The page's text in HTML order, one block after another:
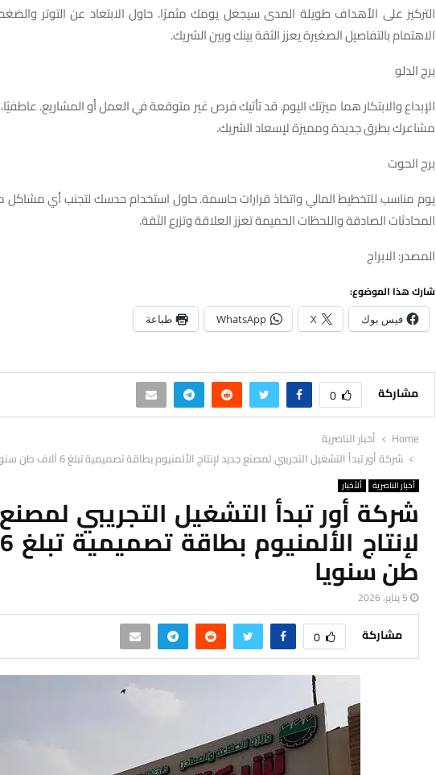
التركيز على الأهداف طويلة المدى سيجعل يومك مثمرًا. حاول الابتعاد عن التوتر والضغط
الاهتمام بالتفاصيل الصغيرة يعزز الثقة بينك وبين الشريك.
برج الدلو
الإبداع والابتكار هما ميزتك اليوم. قد تأتيك فرص غير متوقعة في العمل أو المشاريع.
مشاعرك بطرق جديدة ومميزة لإسعاد الشريك.
برج الحوت
يوم مناسب للتخطيط المالي واتخاذ قرارات حاسمة. حاول استخدام حدسك لتجنب أي مشاكل
المحادثات الصادقة واللحظات الحميمة تعزز العلاقة وتزرع الثقة.
المصدر: الابراج
شارك هذا الموضوع:
فيس بوك X
WhatsApp طباعة
مشاركة 0
Home
أخبار الناصرية
شركة أور تبدأ التشغيل التجريبي لمصنع جديد لإنتاج الألمنيوم بطاقة تصميمية تبلغ 6 آلاف طن سنويا
أخبار الناصرية ألأخبار
شركة أور تبدأ التشغيل التجريبي
طن سنويا
5 يناير، 2026
مشاركة 0